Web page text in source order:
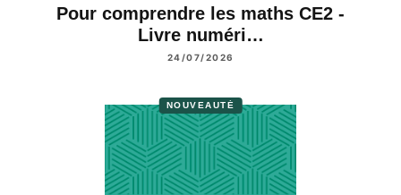
Pour comprendre les maths CE2 -
Livre numéri…
24/07/2026
NOUVEAUTÉ